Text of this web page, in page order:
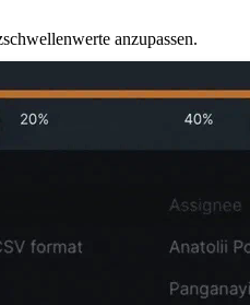
anzupassen.